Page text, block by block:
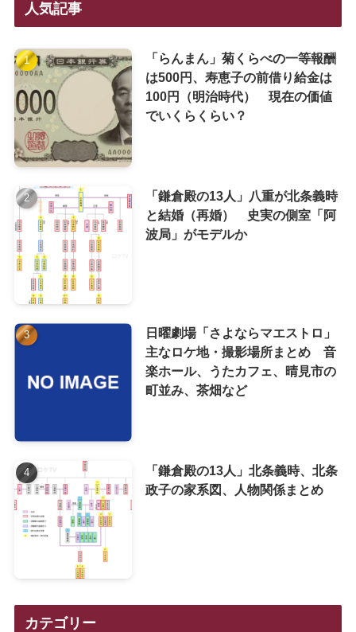
人気記事
「らんまん」菊くらべの一等報酬
は500円、寿恵子の前借り給金は
100円（明治時代） 現在の価値
でいくらくらい？
「鎌倉殿の13人」八重が北条義時
と結婚（再婚） 史実の側室「阿
波局」がモデルか
日曜劇場「さよならマエストロ」
主なロケ地・撮影場所まとめ 音
楽ホール、うたカフェ、晴見市の
町並み、茶畑など
「鎌倉殿の13人」北条義時、北条
政子の家系図、人物関係まとめ
カテゴリー